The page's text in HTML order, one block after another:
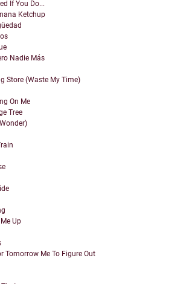
If You Do...
Ketchup
Nadie Más
Store (Waste My Time)
On Me
Tree
Up
Tomorrow Me To Figure Out